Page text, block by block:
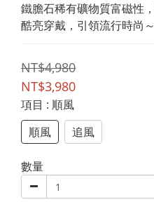
鐵膽石稀有礦物質富磁性
酷亮穿戴，引領流行時尚～
NT$4,980
NT$3,980
項目 : 順風
順風
追風
數量